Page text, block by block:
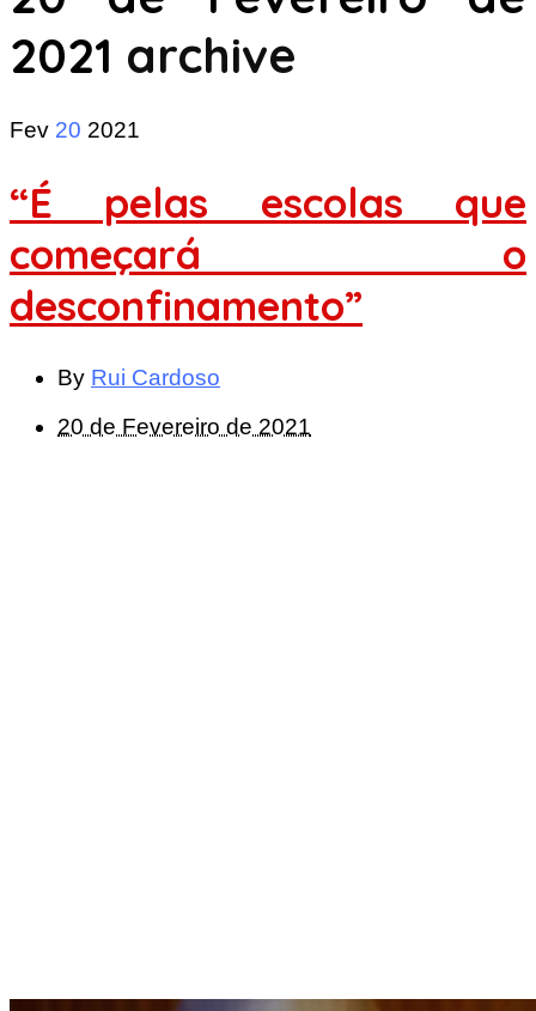
2021 archive
Fev 20 2021
“É pelas escolas que
começará o
desconfinamento”
By Rui Cardoso
20 de Fevereiro de 2021